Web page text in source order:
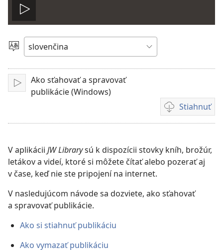
Prehrať
video
Jazyk
Prehrať
Ako sťahovať a spravovať
publikácie (Windows)
Stiahnuť
Možnosti
sťahovania
V aplikácii JW Librarysú k dispozícii stovky kníh, brožúr,
letákov a videí, ktoré si môžete čítať alebo pozerať aj
v čase, keď nie ste pripojení na internet.
V nasledujúcom návode sa dozviete, ako sťahovať
a spravovať publikácie.
Ako si stiahnuť publikáciu
Ako vymazať publikáciu